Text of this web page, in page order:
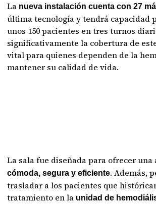
La nueva instalación cuenta con 27
última tecnología y tendrá capacidad
unos 150 pacientes en tres turnos
significativamente la cobertura de
vital para quienes dependen de la
mantener su calidad de vida.
La sala fue diseñada para ofrecer una
cómoda, segura y eficiente. Además,
trasladar a los pacientes que
tratamiento en la unidad de